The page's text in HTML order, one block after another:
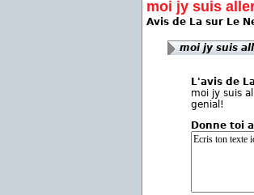
moi jy suis
Avis de La sur Le
moi jy suis
L'avis de
moi jy suis
genial!
Donne toi